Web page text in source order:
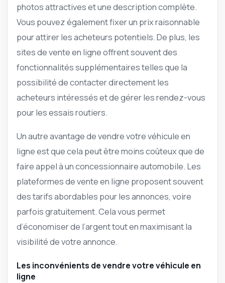
photos attractives et une description complète.
Vous pouvez également fixer un prix raisonnable
pour attirer les acheteurs potentiels. De plus, les
sites de vente en ligne offrent souvent des
fonctionnalités supplémentaires telles que la
possibilité de contacter directement les
acheteurs intéressés et de gérer les rendez-vous
pour les essais routiers.
Un autre avantage de vendre votre véhicule en
ligne est que cela peut être moins coûteux que de
faire appel à un concessionnaire automobile. Les
plateformes de vente en ligne proposent souvent
des tarifs abordables pour les annonces, voire
parfois gratuitement. Cela vous permet
d’économiser de l’argent tout en maximisant la
visibilité de votre annonce.
Les inconvénients de vendre votre véhicule en
ligne